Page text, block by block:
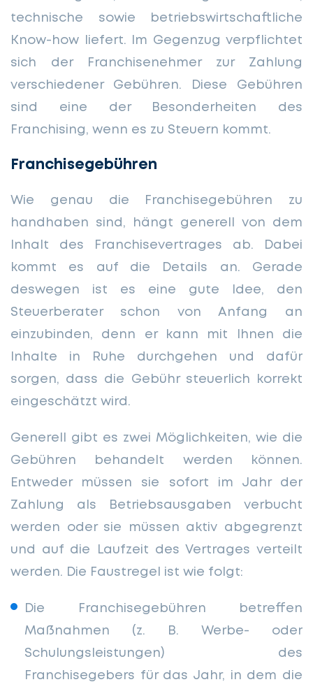
technische sowie betriebswirtschaftliche
Know-how liefert. Im Gegenzug verpflichtet
sich der Franchisenehmer zur Zahlung
verschiedener Gebühren. Diese Gebühren
sind eine der Besonderheiten des
Franchising, wenn es zu Steuern kommt.
Franchisegebühren
Wie genau die Franchisegebühren zu
handhaben sind, hängt generell von dem
Inhalt des Franchisevertrages ab. Dabei
kommt es auf die Details an. Gerade
deswegen ist es eine gute Idee, den
Steuerberater schon von Anfang an
einzubinden, denn er kann mit Ihnen die
Inhalte in Ruhe durchgehen und dafür
sorgen, dass die Gebühr steuerlich korrekt
eingeschätzt wird.
Generell gibt es zwei Möglichkeiten, wie die
Gebühren behandelt werden können.
Entweder müssen sie sofort im Jahr der
Zahlung als Betriebsausgaben verbucht
werden oder sie müssen aktiv abgegrenzt
und auf die Laufzeit des Vertrages verteilt
werden. Die Faustregel ist wie folgt:
Die Franchisegebühren betreffen
Maßnahmen (z. B. Werbe- oder
Schulungsleistungen) des
Franchisegebers für das Jahr, in dem die